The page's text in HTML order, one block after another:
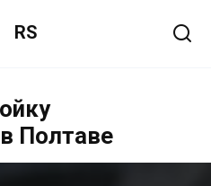
RS
Полтаве